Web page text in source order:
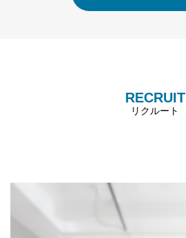
RECRUIT
リクルート